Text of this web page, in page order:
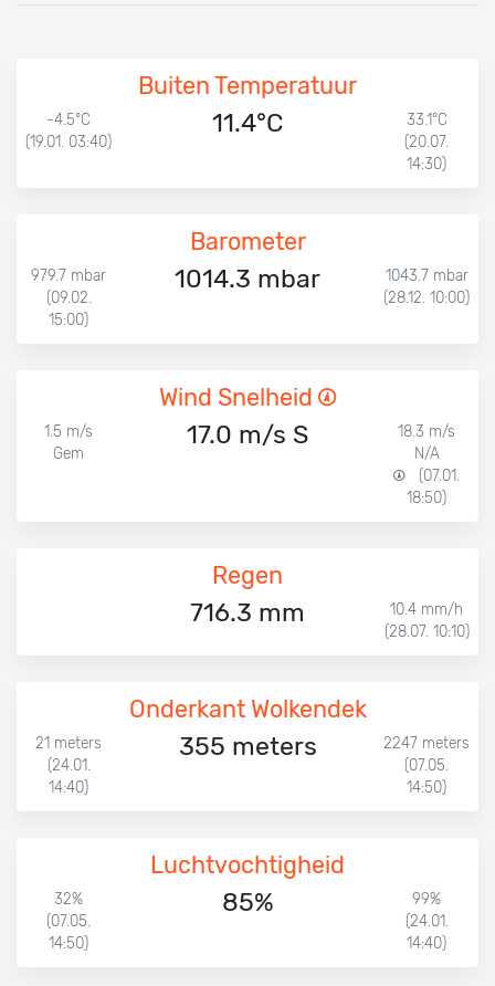
Buiten Temperatuur
-4.5°C
(19.01. 03:40)
11.4°C
33.1°C
(20.07.
14:30)
Barometer
979.7 mbar
(09.02.
15:00)
1014.3 mbar
1043.7 mbar
(28.12. 10:00)
Wind Snelheid
1.5 m/s
Gem
17.0 m/s S
18.3 m/s
N/A
(07.01.
18:50)
Regen
716.3 mm
10.4 mm/h
(28.07. 10:10)
Onderkant Wolkendek
21 meters
(24.01.
14:40)
355 meters
2247 meters
(07.05.
14:50)
Luchtvochtigheid
32%
(07.05.
14:50)
85%
99%
(24.01.
14:40)